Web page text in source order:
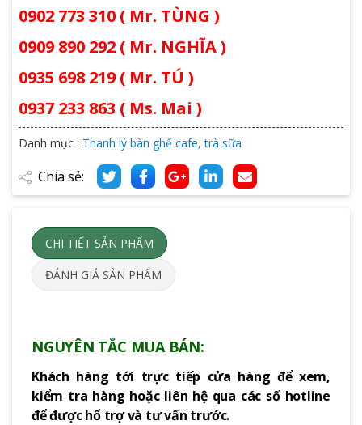
0902 773 310 ( Mr. TÙNG )
0909 890 292 ( Mr. NGHĨA )
0935 698 219 ( Mr. TÚ )
0937 233 863 ( Ms. Mai )
Danh mục : Thanh lý bàn ghế cafe, trà sữa
Chia sẻ:
CHI TIẾT SẢN PHẨM
ĐÁNH GIÁ SẢN PHẨM
NGUYÊN TẮC MUA BÁN:
Khách hàng tới trực tiếp cửa hàng để xem,
kiểm tra hàng hoặc liên hệ qua các số hotline
để được hổ trợ và tư vấn trước.